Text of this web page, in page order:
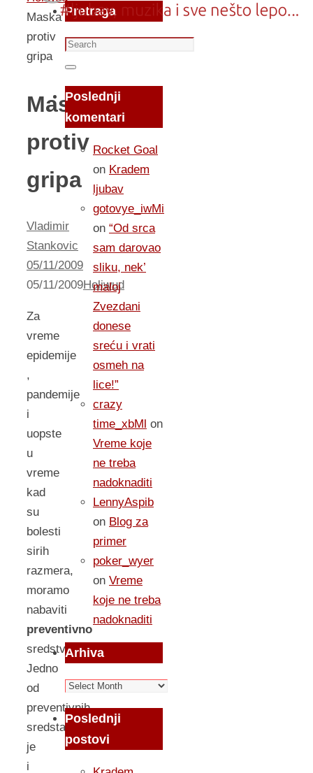
Maska
protiv
gripa
Maska
protiv
gripa
Vladimir
Stankovic
05/11/2009
05/11/2009Holiwud
Za
vreme
epidemije
,
pandemije
i
uopste
u
vreme
kad
su
bolesti
sirih
razmera,
moramo
nabaviti
preventivno
sredstvo.
Jedno
od
preventivnih
sredstava
je
i
Pretraga
Search
for:
Search
Poslednji
komentari
Rocket Goal
on Kradem
ljubav
gotovye_iwMi
on “Od srca
sam darovao
sliku, nek’
maloj
Zvezdani
donese
sreću i vrati
osmeh na
lice!”
crazy
time_xbMl on
Vreme koje
ne treba
nadoknaditi
LennyAspib
on Blog za
primer
poker_wyer
on Vreme
koje ne treba
nadoknaditi
Arhiva
Arhiva
Poslednji
postovi